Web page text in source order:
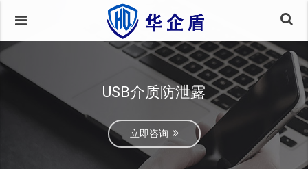
USB介质防泄露
立即咨询